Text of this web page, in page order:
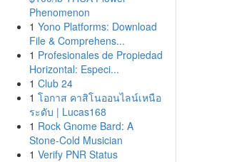
Phenomenon
1 Yono Platforms: Download
File & Comprehens...
1 Profesionales de Propiedad
Horizontal: Especi...
1 Club 24
1 โอกาส คาสิโนออนไลน์เหนือ
ระดับ | Lucas168
1 Rock Gnome Bard: A
Stone-Cold Musician
1 Verify PNR Status